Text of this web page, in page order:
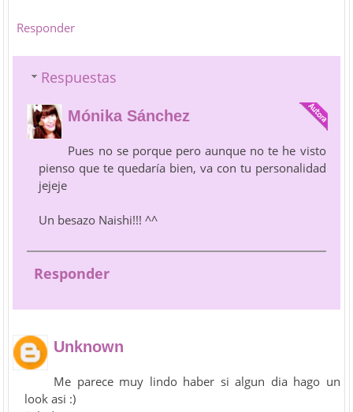
Responder
Respuestas
Mónika Sánchez
Pues no se porque pero aunque no te he visto
pienso que te quedaría bien, va con tu personalidad
jejeje
Un besazo Naishi!!! ^^
Responder
Unknown
Me parece muy lindo haber si algun dia hago un
look asi :)